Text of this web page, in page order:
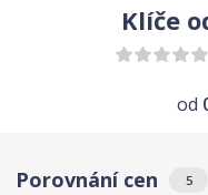
Klíče
od
Porovnání cen 5